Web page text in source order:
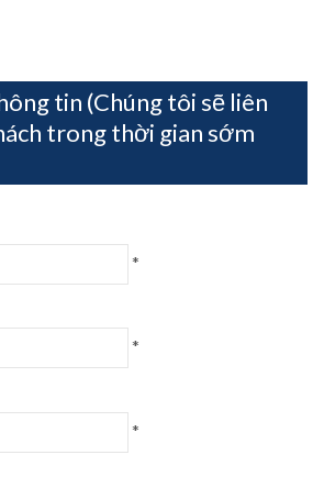
tin (Chúng tôi sẽ liên
trong thời gian sớm
*
*
*